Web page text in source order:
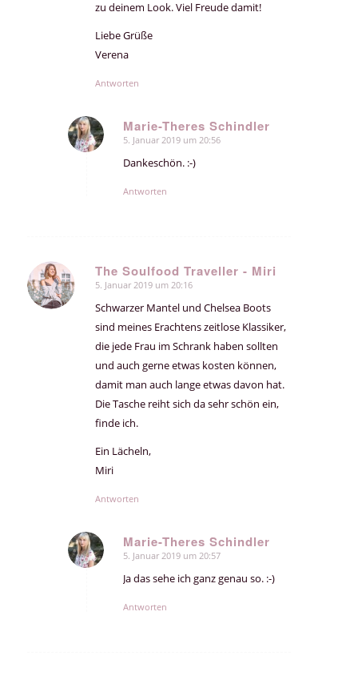
zu deinem Look. Viel Freude damit!
Liebe Grüße
Verena
Antworten
Marie-Theres Schindler
sagte:
5. Januar 2019 um 20:56
Dankeschön. :-)
Antworten
The Soulfood Traveller - Miri
sagte:
5. Januar 2019 um 20:16
Schwarzer Mantel und Chelsea Boots
sind meines Erachtens zeitlose Klassiker,
die jede Frau im Schrank haben sollten
und auch gerne etwas kosten können,
damit man auch lange etwas davon hat.
Die Tasche reiht sich da sehr schön ein,
finde ich.
Ein Lächeln,
Miri
Antworten
Marie-Theres Schindler
sagte:
5. Januar 2019 um 20:57
Ja das sehe ich ganz genau so. :-)
Antworten